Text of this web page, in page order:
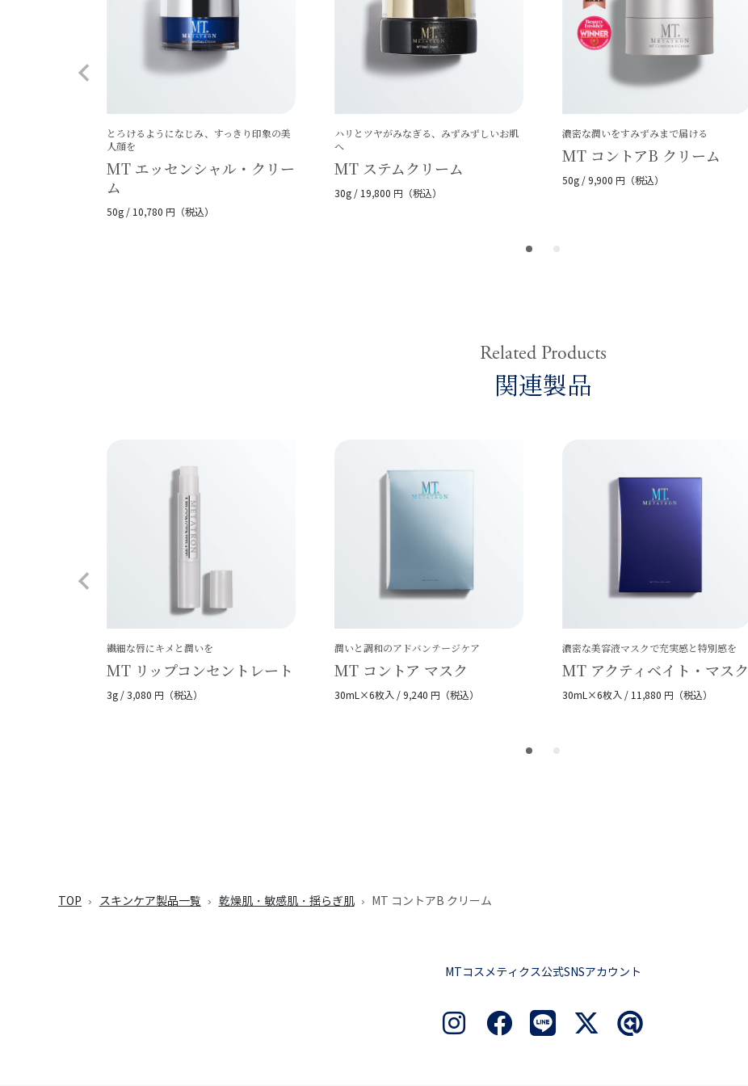
とろけるようになじみ、すっきり印象の美
人顔を
MT エッセンシャル・クリー
ム
50g / 10,780 円（税込）
ハリとツヤがみなぎる、みずみずしいお肌
へ
MT ステムクリーム
30g / 19,800 円（税込）
濃密な潤いをすみずみまで届ける
MT コントアB クリーム
50g / 9,900 円（税込）
関連製品
繊細な唇にキメと潤いを
MT リップコンセントレート
3g / 3,080 円（税込）
潤いと調和のアドバンテージケア
MT コントア マスク
30mL×6枚入 / 9,240 円（税込）
濃密な美容液マスクで充実感と特別感を
MT アクティベイト・マスク
30mL×6枚入 / 11,880 円（税込）
TOP スキンケア製品一覧 乾燥肌・敏感肌・揺らぎ肌 MT コントアB クリーム
MTコスメティクス公式SNSアカウント